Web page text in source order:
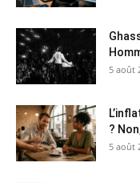
5 août
?
5 août